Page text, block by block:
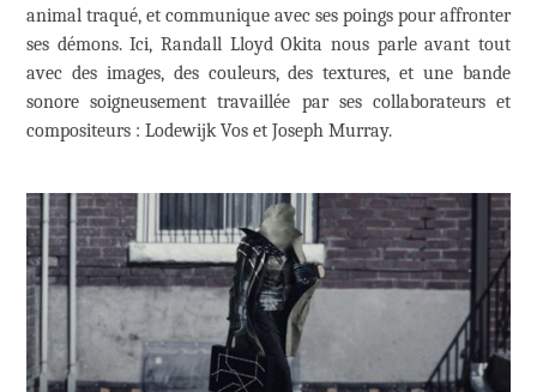
animal traqué, et communique avec ses poings pour affronter
ses démons. Ici, Randall Lloyd Okita nous parle avant tout
avec des images, des couleurs, des textures, et une bande
sonore soigneusement travaillée par ses collaborateurs et
compositeurs : Lodewijk Vos et Joseph Murray.